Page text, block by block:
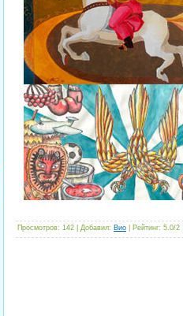
Просмотров: 142 Добавил: Вио Рейтинг: 5.0/2